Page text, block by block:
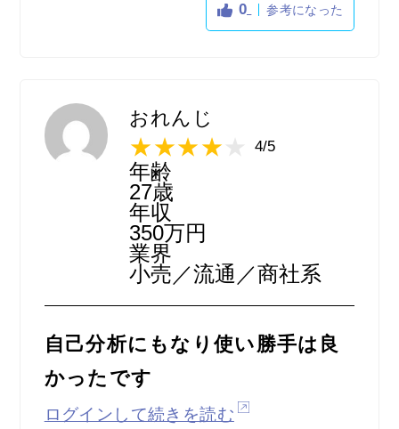
ル画像も指定されたサイズに合わせるととて
とても便利だと思いました。offer boxからオ
ファーを頂いた企業が知らない業界だったり
するとら自分の世界が広がった気がして、登
録して良かったと思いました。ただ、最初だ
け本当にネックです。
0 参考になった
おれんじ
4/5
年齢
27歳
年収
350万円
業界
小売／流通／商社系
自己分析にもなり使い勝手は良
かったです
ログインして続きを読む